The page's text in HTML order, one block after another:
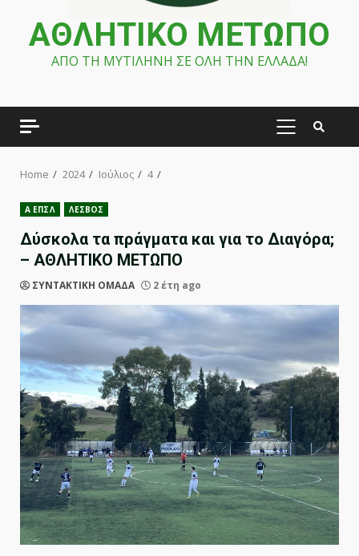
ΑΘΛΗΤΙΚΟ ΜΕΤΩΠΟ
ΑΠΟ ΤΗ ΜΥΤΙΛΗΝΗ ΣΕ ΟΛΗ ΤΗΝ ΕΛΛΑΔΑ!
PRIMARY
Home 2024 Ιούλιος 4
Α ΕΠΣΛ ΛΕΣΒΟΣ
Δύσκολα τα πράγματα και για το Διαγόρα;
– ΑΘΛΗΤΙΚΟ ΜΕΤΩΠΟ
ΣΥΝΤΑΚΤΙΚΗ ΟΜΑΔΑ 2 έτη ago